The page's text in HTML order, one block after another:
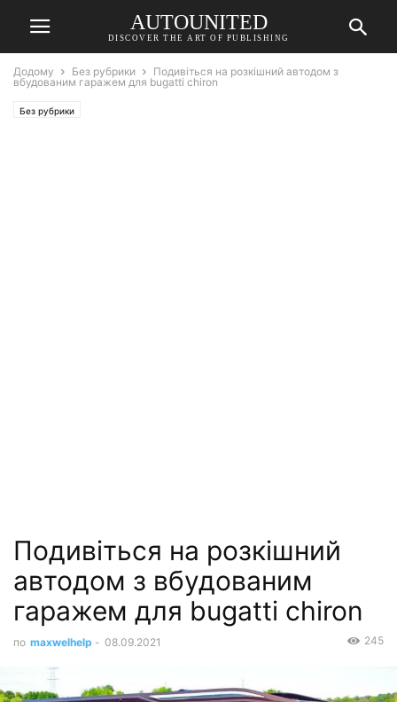
AUTOUNITED
DISCOVER THE ART OF PUBLISHING
Додому Без рубрики
Подивіться на розкішний автодом з
вбудованим гаражем для bugatti chiron
Без рубрики
Подивіться на розкішний
автодом з вбудованим
гаражем для bugatti chiron
по maxwelhelp - 08.09.2021 245